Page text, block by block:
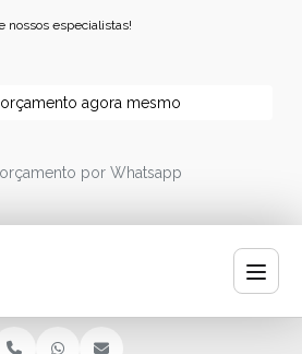
nossos especialistas!
orçamento agora mesmo
orçamento por Whatsapp